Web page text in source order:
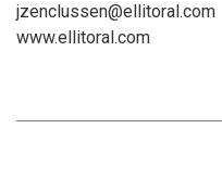
jzenclussen@ellitoral.com
www.ellitoral.com